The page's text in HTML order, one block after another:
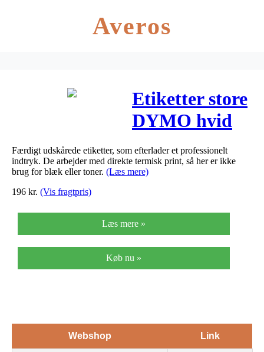
Averos
Etiketter store
DYMO hvid
38x190mm
110stk/rul
Færdigt udskårede etiketter, som efterlader et professionelt
indtryk. De arbejder med direkte termisk print, så her er ikke
brug for blæk eller toner. (Læs mere)
196 kr. (Vis fragtpris)
Læs mere »
Køb nu »
Webshop Link